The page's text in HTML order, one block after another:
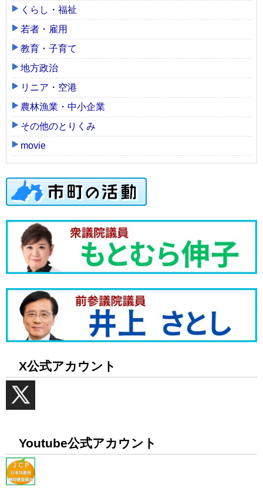
くらし・福祉
若者・雇用
教育・子育て
地方政治
リニア・空港
農林漁業・中小企業
その他のとりくみ
movie
X公式アカウント
Youtube公式アカウント